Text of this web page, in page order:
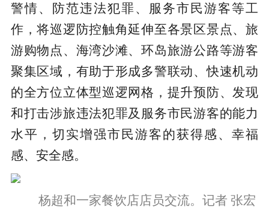
警情、防范违法犯罪、服务市民游客等工
作，将巡逻防控触角延伸至各景区景点、旅
游购物点、海湾沙滩、环岛旅游公路等游客
聚集区域，有助于形成多警联动、快速机动
的全方位立体型巡逻网格，提升预防、发现
和打击涉旅违法犯罪及服务市民游客的能力
水平，切实增强市民游客的获得感、幸福
感、安全感。
杨超和一家餐饮店店员交流。记者 张宏